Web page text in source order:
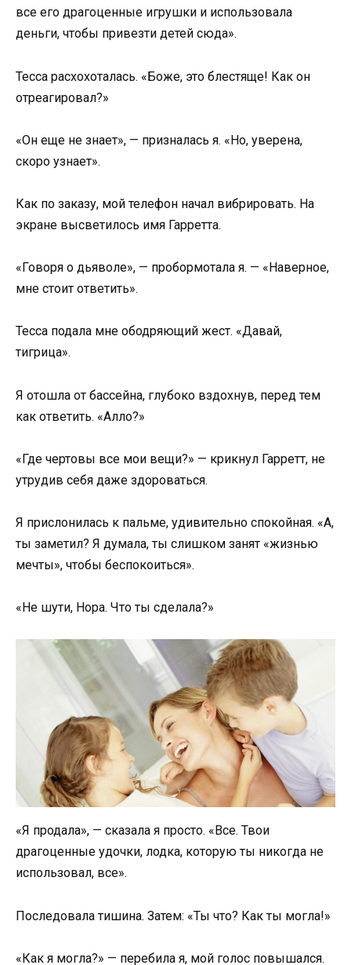
все его драгоценные игрушки и использовала
деньги, чтобы привезти детей сюда».
Тесса расхохоталась. «Боже, это блестяще! Как он
отреагировал?»
«Он еще не знает», — призналась я. «Но, уверена,
скоро узнает».
Как по заказу, мой телефон начал вибрировать. На
экране высветилось имя Гарретта.
«Говоря о дьяволе», — пробормотала я. — «Наверное,
мне стоит ответить».
Тесса подала мне ободряющий жест. «Давай,
тигрица».
Я отошла от бассейна, глубоко вздохнув, перед тем
как ответить. «Алло?»
«Где чертовы все мои вещи?» — крикнул Гарретт, не
утрудив себя даже здороваться.
Я прислонилась к пальме, удивительно спокойная. «А,
ты заметил? Я думала, ты слишком занят «жизнью
мечты», чтобы беспокоиться».
«Не шути, Нора. Что ты сделала?»
«Я продала», — сказала я просто. «Все. Твои
драгоценные удочки, лодка, которую ты никогда не
использовал, все».
Последовала тишина. Затем: «Ты что? Как ты могла!»
«Как я могла?» — перебила я, мой голос повышался.